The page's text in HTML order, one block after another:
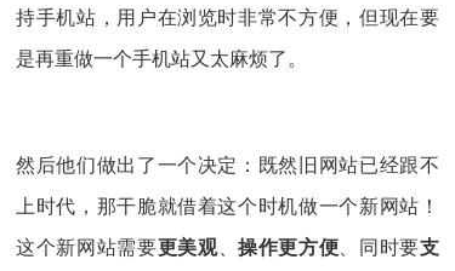
持手机站，用户在浏览时非常不方便，但现在要
是再重做一个手机站又太麻烦了。
然后他们做出了一个决定：既然旧网站已经跟不
上时代，那干脆就借着这个时机做一个新网站！
这个新网站需要更美观、操作更方便、同时要支